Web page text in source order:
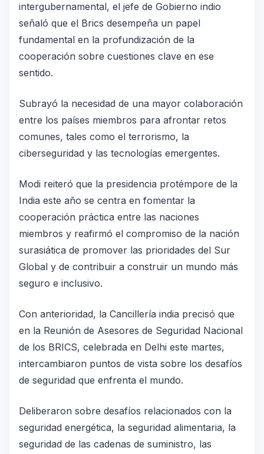
intergubernamental, el jefe de Gobierno indio
señaló que el Brics desempeña un papel
fundamental en la profundización de la
cooperación sobre cuestiones clave en ese
sentido.
Subrayó la necesidad de una mayor colaboración
entre los países miembros para afrontar retos
comunes, tales como el terrorismo, la
ciberseguridad y las tecnologías emergentes.
Modi reiteró que la presidencia protémpore de la
India este año se centra en fomentar la
cooperación práctica entre las naciones
miembros y reafirmó el compromiso de la nación
surasiática de promover las prioridades del Sur
Global y de contribuir a construir un mundo más
seguro e inclusivo.
Con anterioridad, la Cancillería india precisó que
en la Reunión de Asesores de Seguridad Nacional
de los BRICS, celebrada en Delhi este martes,
intercambiaron puntos de vista sobre los desafíos
de seguridad que enfrenta el mundo.
Deliberaron sobre desafíos relacionados con la
seguridad energética, la seguridad alimentaria, la
seguridad de las cadenas de suministro, las